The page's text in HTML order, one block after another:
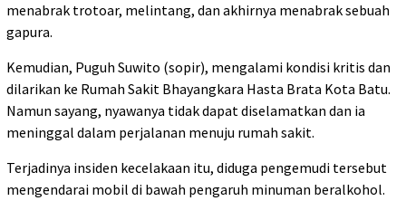
menabrak trotoar, melintang, dan akhirnya menabrak sebuah
gapura.
Kemudian, Puguh Suwito (sopir), mengalami kondisi kritis dan
dilarikan ke Rumah Sakit Bhayangkara Hasta Brata Kota Batu.
Namun sayang, nyawanya tidak dapat diselamatkan dan ia
meninggal dalam perjalanan menuju rumah sakit.
Terjadinya insiden kecelakaan itu, diduga pengemudi tersebut
mengendarai mobil di bawah pengaruh minuman beralkohol.